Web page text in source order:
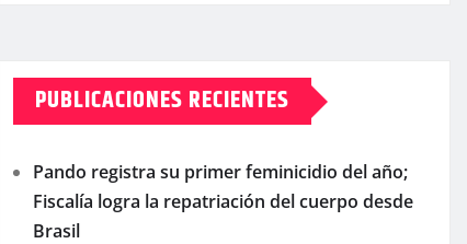
PUBLICACIONES RECIENTES
Pando registra su primer feminicidio del año;
Fiscalía logra la repatriación del cuerpo desde
Brasil